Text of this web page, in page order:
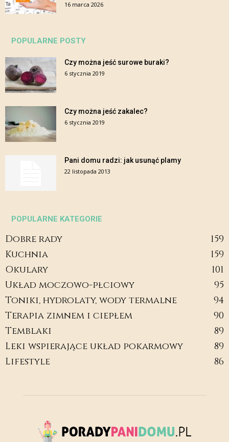
16 marca 2026
POPULARNE POSTY
Czy można jeść surowe buraki?
6 stycznia 2019
Czy można jeść zakalec?
6 stycznia 2019
Pani domu radzi: jak usunąć plamy
22 listopada 2013
POPULARNE KATEGORIE
Dobre rady
159
Kuchnia
159
Okulary
101
Układ moczowo-płciowy
95
Toniki, hydrolaty, wody termalne
94
Terapia zimnem i ciepłem
90
Temblaki
89
Leki wspierające układ pokarmowy
89
Lifestyle
86